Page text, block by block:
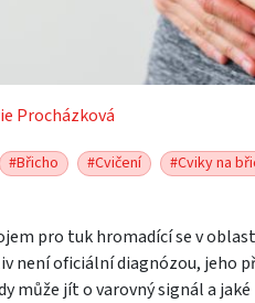
Procházková
#Břicho #Cvičení #Cviky na
pro tuk hromadící se v
není oficiální diagnózou, jeho
jít o varovný signál a